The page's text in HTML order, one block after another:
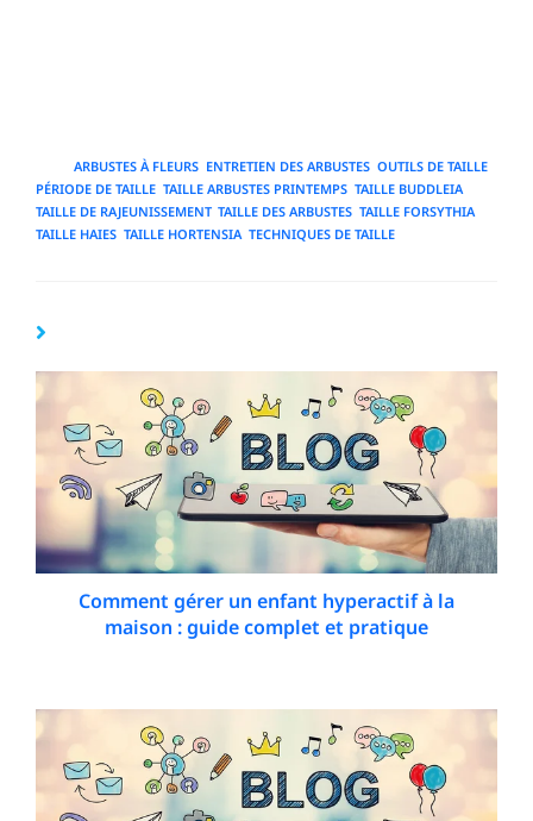
ARBUSTES À FLEURS, ENTRETIEN DES ARBUSTES, OUTILS DE TAILLE,
PÉRIODE DE TAILLE, TAILLE ARBUSTES PRINTEMPS, TAILLE BUDDLEIA,
TAILLE DE RAJEUNISSEMENT, TAILLE DES ARBUSTES, TAILLE FORSYTHIA,
TAILLE HAIES, TAILLE HORTENSIA, TECHNIQUES DE TAILLE
Comment gérer un enfant hyperactif à la
maison : guide complet et pratique